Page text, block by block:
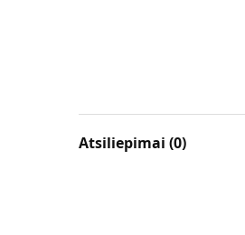
Atsiliepimai (0)